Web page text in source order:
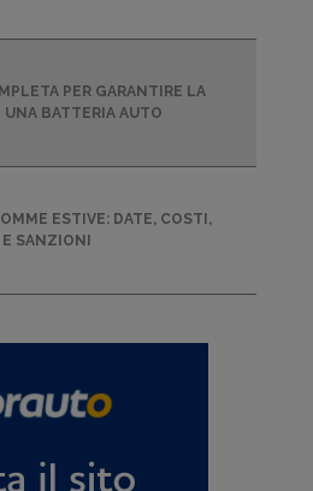
PER GARANTIRE LA
UNA BATTERIA AUTO
ESTIVE: DATE, COSTI,
SANZIONI